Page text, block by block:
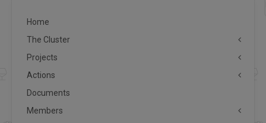
Home
The Cluster
Projects
Actions
Documents
Members